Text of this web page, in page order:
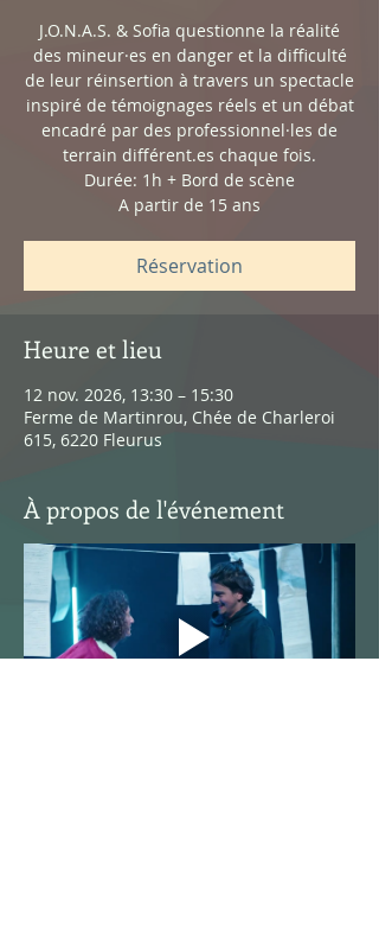
J.O.N.A.S. & Sofia questionne la réalité
des mineur·es en danger et la difficulté
de leur réinsertion à travers un spectacle
inspiré de témoignages réels et un débat
encadré par des professionnel·les de
terrain différent.es chaque fois.
Durée: 1h + Bord de scène​
A partir de 15 ans
Réservation
Heure et lieu
12 nov. 2026, 13:30 – 15:30
Ferme de Martinrou, Chée de Charleroi
615, 6220 Fleurus
À propos de l'événement